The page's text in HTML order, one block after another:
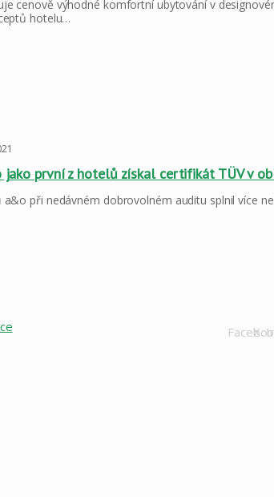
cenově výhodné komfortní ubytování v
hotelu…
první z hotelů získal certifikát TÜV v
při nedávném dobrovolném auditu splnil více
X